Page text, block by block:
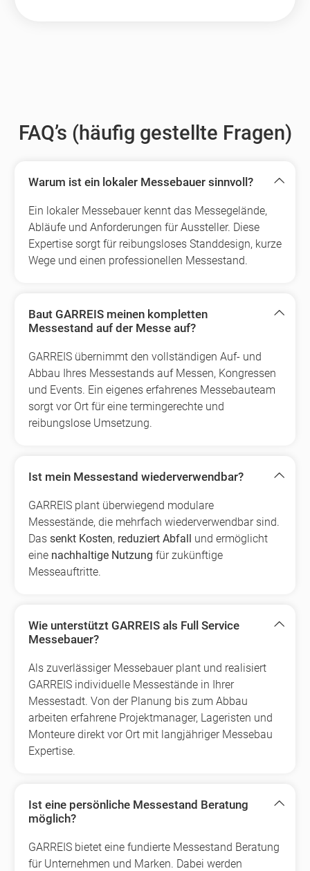
FAQ’s (häufig gestellte Fragen)
Warum ist ein lokaler Messebauer sinnvoll?
Ein lokaler Messebauer kennt das Messegelände,
Abläufe und Anforderungen für Aussteller. Diese
Expertise sorgt für reibungsloses Standdesign, kurze
Wege und einen professionellen Messestand.
Baut GARREIS meinen kompletten
Messestand auf der Messe auf?
GARREIS übernimmt den vollständigen Auf- und
Abbau Ihres Messestands auf Messen, Kongressen
und Events. Ein eigenes erfahrenes Messebauteam
sorgt vor Ort für eine termingerechte und
reibungslose Umsetzung.
Ist mein Messestand wiederverwendbar?
GARREIS plant überwiegend modulare
Messestände, die mehrfach wiederverwendbar sind.
Das senkt Kosten, reduziert Abfall und ermöglicht
eine nachhaltige Nutzung für zukünftige
Messeauftritte.
Wie unterstützt GARREIS als Full Service
Messebauer?
Als zuverlässiger Messebauer plant und realisiert
GARREIS individuelle Messestände in Ihrer
Messestadt. Von der Planung bis zum Abbau
arbeiten erfahrene Projektmanager, Lageristen und
Monteure direkt vor Ort mit langjähriger Messebau
Expertise.
Ist eine persönliche Messestand Beratung
möglich?
GARREIS bietet eine fundierte Messestand Beratung
für Unternehmen und Marken. Dabei werden